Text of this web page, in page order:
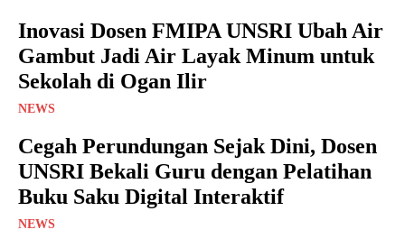
Inovasi Dosen FMIPA UNSRI Ubah Air
Gambut Jadi Air Layak Minum untuk
Sekolah di Ogan Ilir
NEWS
Cegah Perundungan Sejak Dini, Dosen
UNSRI Bekali Guru dengan Pelatihan
Buku Saku Digital Interaktif
NEWS